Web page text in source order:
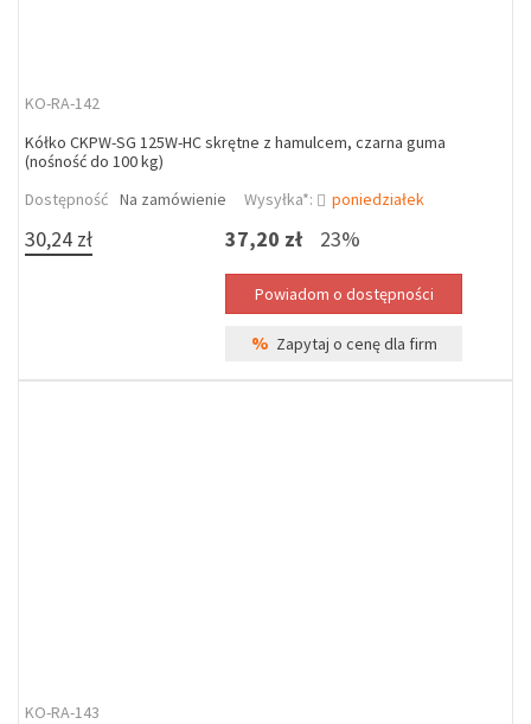
KO-RA-142
Kółko CKPW-SG 125W-HC skrętne z hamulcem, czarna guma
(nośność do 100 kg)
Dostępność Na zamówienie Wysyłka*: poniedziałek
30,24 zł 37,20 zł 23%
% Zapytaj o cenę dla firm
KO-RA-143